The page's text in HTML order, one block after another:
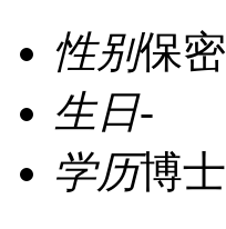
性别保密
生日-
学历博士